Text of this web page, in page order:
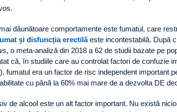
dăunătoare comportamente este fumatul, care
și disfuncția erectilăeste incontestabilă. După
, o meta-analiză din 2018 a 62 de studii bazate pe
că, în studiile care au controlat factori de confuzie
fumatul era un factor de risc independent important
cu până la 60% mai mare de a dezvolta DE
de alcool este un alt factor important. Nu există